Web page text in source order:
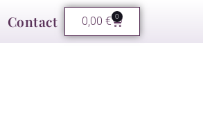
Contact 0,00€ 0